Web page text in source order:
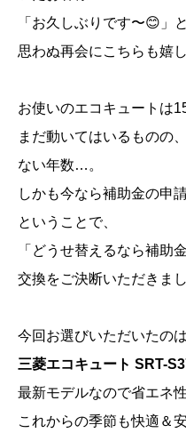
「お久しぶりです〜😊」と
思わぬ再会にこちらも嬉
お使いのエコキュートは
まだ動いてはいるものの
ない年数…。
しかも今なら補助金の申
ということで、
「どうせ替えるなら補助
交換をご決断いただきまし
今回お選びいただいたのは
三菱エコキュート SRT-
最新モデルなので省エネ
これからの季節も快適＆